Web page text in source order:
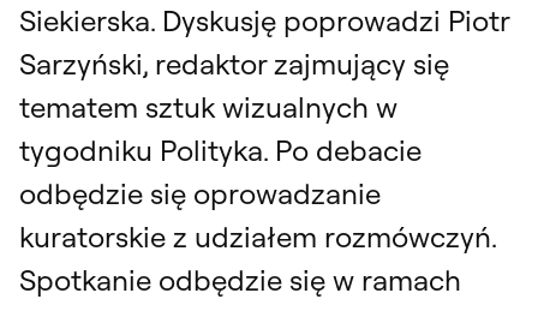
Siekierska. Dyskusję poprowadzi Piotr
Sarzyński, redaktor zajmujący się
tematem sztuk wizualnych w
tygodniku Polityka. Po debacie
odbędzie się oprowadzanie
kuratorskie z udziałem rozmówczyń.
Spotkanie odbędzie się w ramach